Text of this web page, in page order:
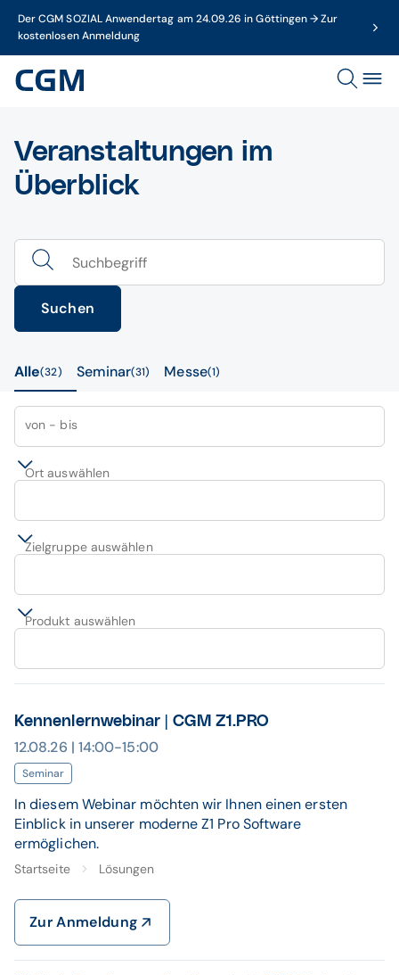
Der CGM SOZIAL Anwendertag am 24.09.26 in Göttingen → Zur
kostenlosen Anmeldung
Veranstaltungen im
Überblick
Suchen
Alle 32 Seminar 31 Messe 1
von - bis
Ort auswählen
Zielgruppe auswählen
Produkt auswählen
Kennenlernwebinar | CGM Z1.PRO
12.08.26 | 14:00-15:00
Seminar
In diesem Webinar möchten wir Ihnen einen ersten
Einblick in unserer moderne Z1 Pro Software
ermöglichen.
Startseite Lösungen
Zur Anmeldung